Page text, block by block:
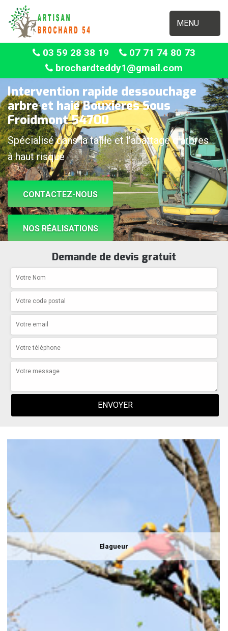
MENU
03 59 28 38 19
07 71 74 80 73
brochardteddy1@gmail.com
Intervention rapide dessouchage
arbre et haie Bouxieres Sous
Froidmont 54700
Spécialisé dans la taille et l'abattage d'arbres
à haut risque
CONTACTEZ-NOUS
NOS RÉALISATIONS
Demande de devis gratuit
Elagueur